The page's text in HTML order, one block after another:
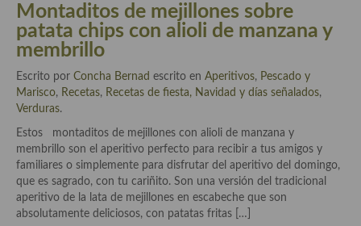
Huevos
Masas elaboradas con harina, pizzas, quiches y demás
Plato principal
Carne
Pescado y Marisco
Postres y dulces
Montaditos de mejillones sobre
patata chips con alioli de manzana y
membrillo
Escrito por Concha Bernad escrito en Aperitivos, Pescado y
Marisco, Recetas, Recetas de fiesta, Navidad y días señalados,
Verduras.
Estos montaditos de mejillones con alioli de manzana y
membrillo son el aperitivo perfecto para recibir a tus amigos y
familiares o simplemente para disfrutar del aperitivo del domingo,
que es sagrado, con tu cariñito. Son una versión del tradicional
aperitivo de la lata de mejillones en escabeche que son
absolutamente deliciosos, con patatas fritas […]